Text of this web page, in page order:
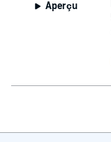
Aperçu